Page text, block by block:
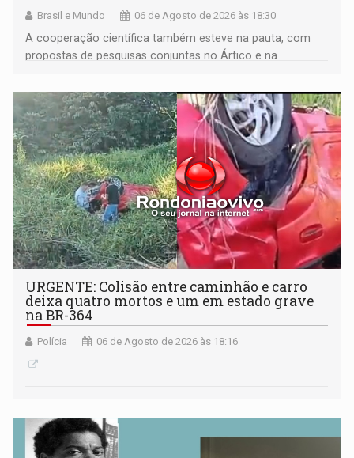
Brasil e Mundo 06 de Agosto de 2026 às 18:30
A cooperação científica também esteve na pauta, com
propostas de pesquisas conjuntas no Ártico e na
URGENTE: Colisão entre caminhão e carro
deixa quatro mortos e um em estado grave
na BR-364
Polícia 06 de Agosto de 2026 às 18:16